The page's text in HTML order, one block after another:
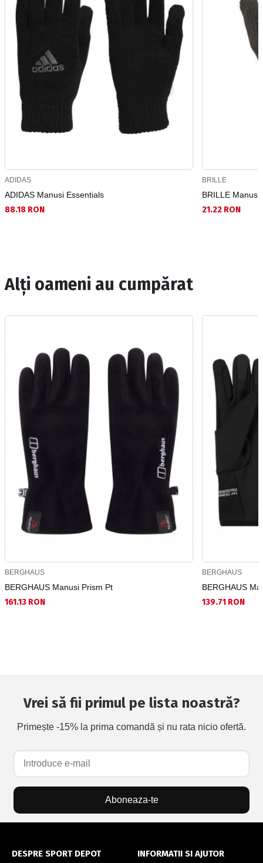
ADIDAS
ADIDAS Manusi Essentials
88.18 RON
BRILLE
BRILLE
21.22 RON
Alți oameni au cumpărat
BERGHAUS
BERGHAUS Manusi Prism Pt
161.13 RON
BERGHAUS
BERGHAUS
139.71 RON
Vrei să fii primul pe lista noastră?
Primește -15% la prima comandă și nu rata nicio ofertă.
Aboneaza-te
DESPRE SPORT DEPOT INFORMATII SI AJUTOR